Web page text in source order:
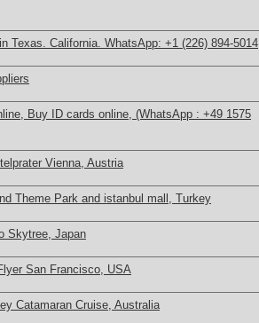
Texas. California. WhatsApp: +1 (226) 894-5014
Buy ID cards online, (WhatsApp : +49 1575
Vienna, Austria
Theme Park and istanbul mall, Turkey
Skytree, Japan
San Francisco, USA
Catamaran Cruise, Australia